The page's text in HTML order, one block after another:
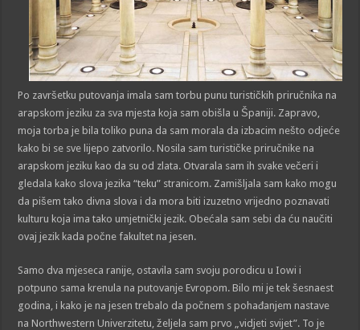
Po završetku putovanja imala sam torbu punu turističkih priručnika na
arapskom jeziku za sva mjesta koja sam obišla u Španiji. Zapravo,
moja torba je bila toliko puna da sam morala da izbacim nešto odjeće
kako bi se sve lijepo zatvorilo. Nosila sam turističke priručnike na
arapskom jeziku kao da su od zlata. Otvarala sam ih svake večeri i
gledala kako slova jezika “teku” stranicom. Zamišljala sam kako mogu
da pišem tako divna slova i da mora biti izuzetno vrijedno poznavati
kulturu koja ima tako umjetnički jezik. Obećala sam sebi da ću naučiti
ovaj jezik kada počne fakultet na jesen.
Samo dva mjeseca ranije, ostavila sam svoju porodicu u Iowi i
potpuno sama krenula na putovanje Evropom. Bilo mi je tek šesnaest
godina, i kako je na jesen trebalo da počnem s pohađanjem nastave
na Northwestern Univerzitetu, željela sam prvo „vidjeti svijet”. To je